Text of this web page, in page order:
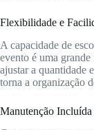
Flexibilidade e
A capacidade de
evento é uma
ajustar a quantidade
torna a organização
Manutenção Incluída